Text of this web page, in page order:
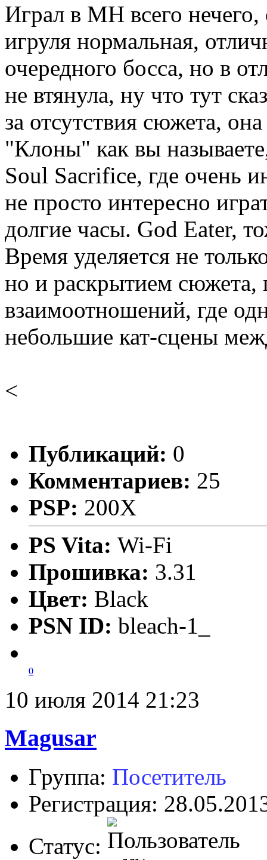
Играл в MH всего
игруля нормальная,
очередного босса, но в
не втянула, ну что тут
за отсутствия сюжета,
"Клоны" как вы
Soul Sacrifice, где очень
не просто интересно
долгие часы. God Eater,
Время уделяется не
но и раскрытием сюжета,
взаимоотношений, где
небольшие кат-сцены
<
Публикаций: 0
Комментариев: 25
PSP: 200X
PS Vita: Wi-Fi
Прошивка: 3.31
Цвет: Black
PSN ID: bleach-1_
0
10 июля 2014 21:23
Magusar
Группа: Посетитель
Регистрация:
Статус: